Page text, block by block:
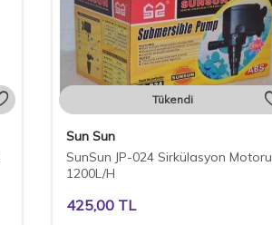
Tükendi
Sun Sun
SunSun JP-024 Sirkülasyon Motoru
1200L/H
425,00TL